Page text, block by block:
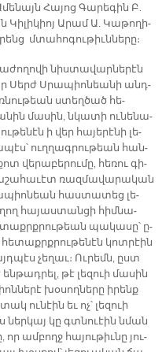
Հա­յոց Գա­րե­գին Բ.
Կի­լի­կիոյ Ա­րամ Ա. Կա­թո­ղի­
մտա­հո­գու­թիւն­նե­րը։
նիս­տա­վար­նե­րէն
Սերժ Սրա­պիո­նեա­նի անդ­
ստեղ­ծած հե­
մա­սին, նկա­տի ու­նե­նա­
ի վեր հա­յե­րէ­նի լե­
ուղ­ղագ­րու­թեան հան­
վե­րա­բե­րու­մը, հե­ռու գի­
ռազ­մա­վա­րա­կան
հաս­տա­տեց լե­
հա­յաս­տան­ցի հիմ­նա­
պա­կա­սը՝ ը­
հե­տաքրք­րու­թե­նէն կոտ­րէին
չե­ղաւ։ Ու­րեմն, ըստ
թէ լե­զուի մա­սին
խօ­սող­նե­րը ի­րենք
ու­նէին եւ ոչ՝ լե­զուի
ներ­կայ կը գտնուէին նման
ամ­բողջ հա­յու­թիւ­նը յու­